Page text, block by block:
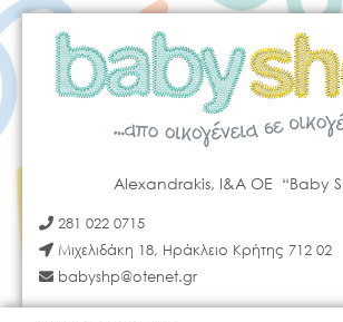
Alexandrakis, I&A OE “Baby
281 022 0715
Μιχελιδάκη 18, Ηράκλειο Κρήτης 712 02
babyshp@otenet.gr